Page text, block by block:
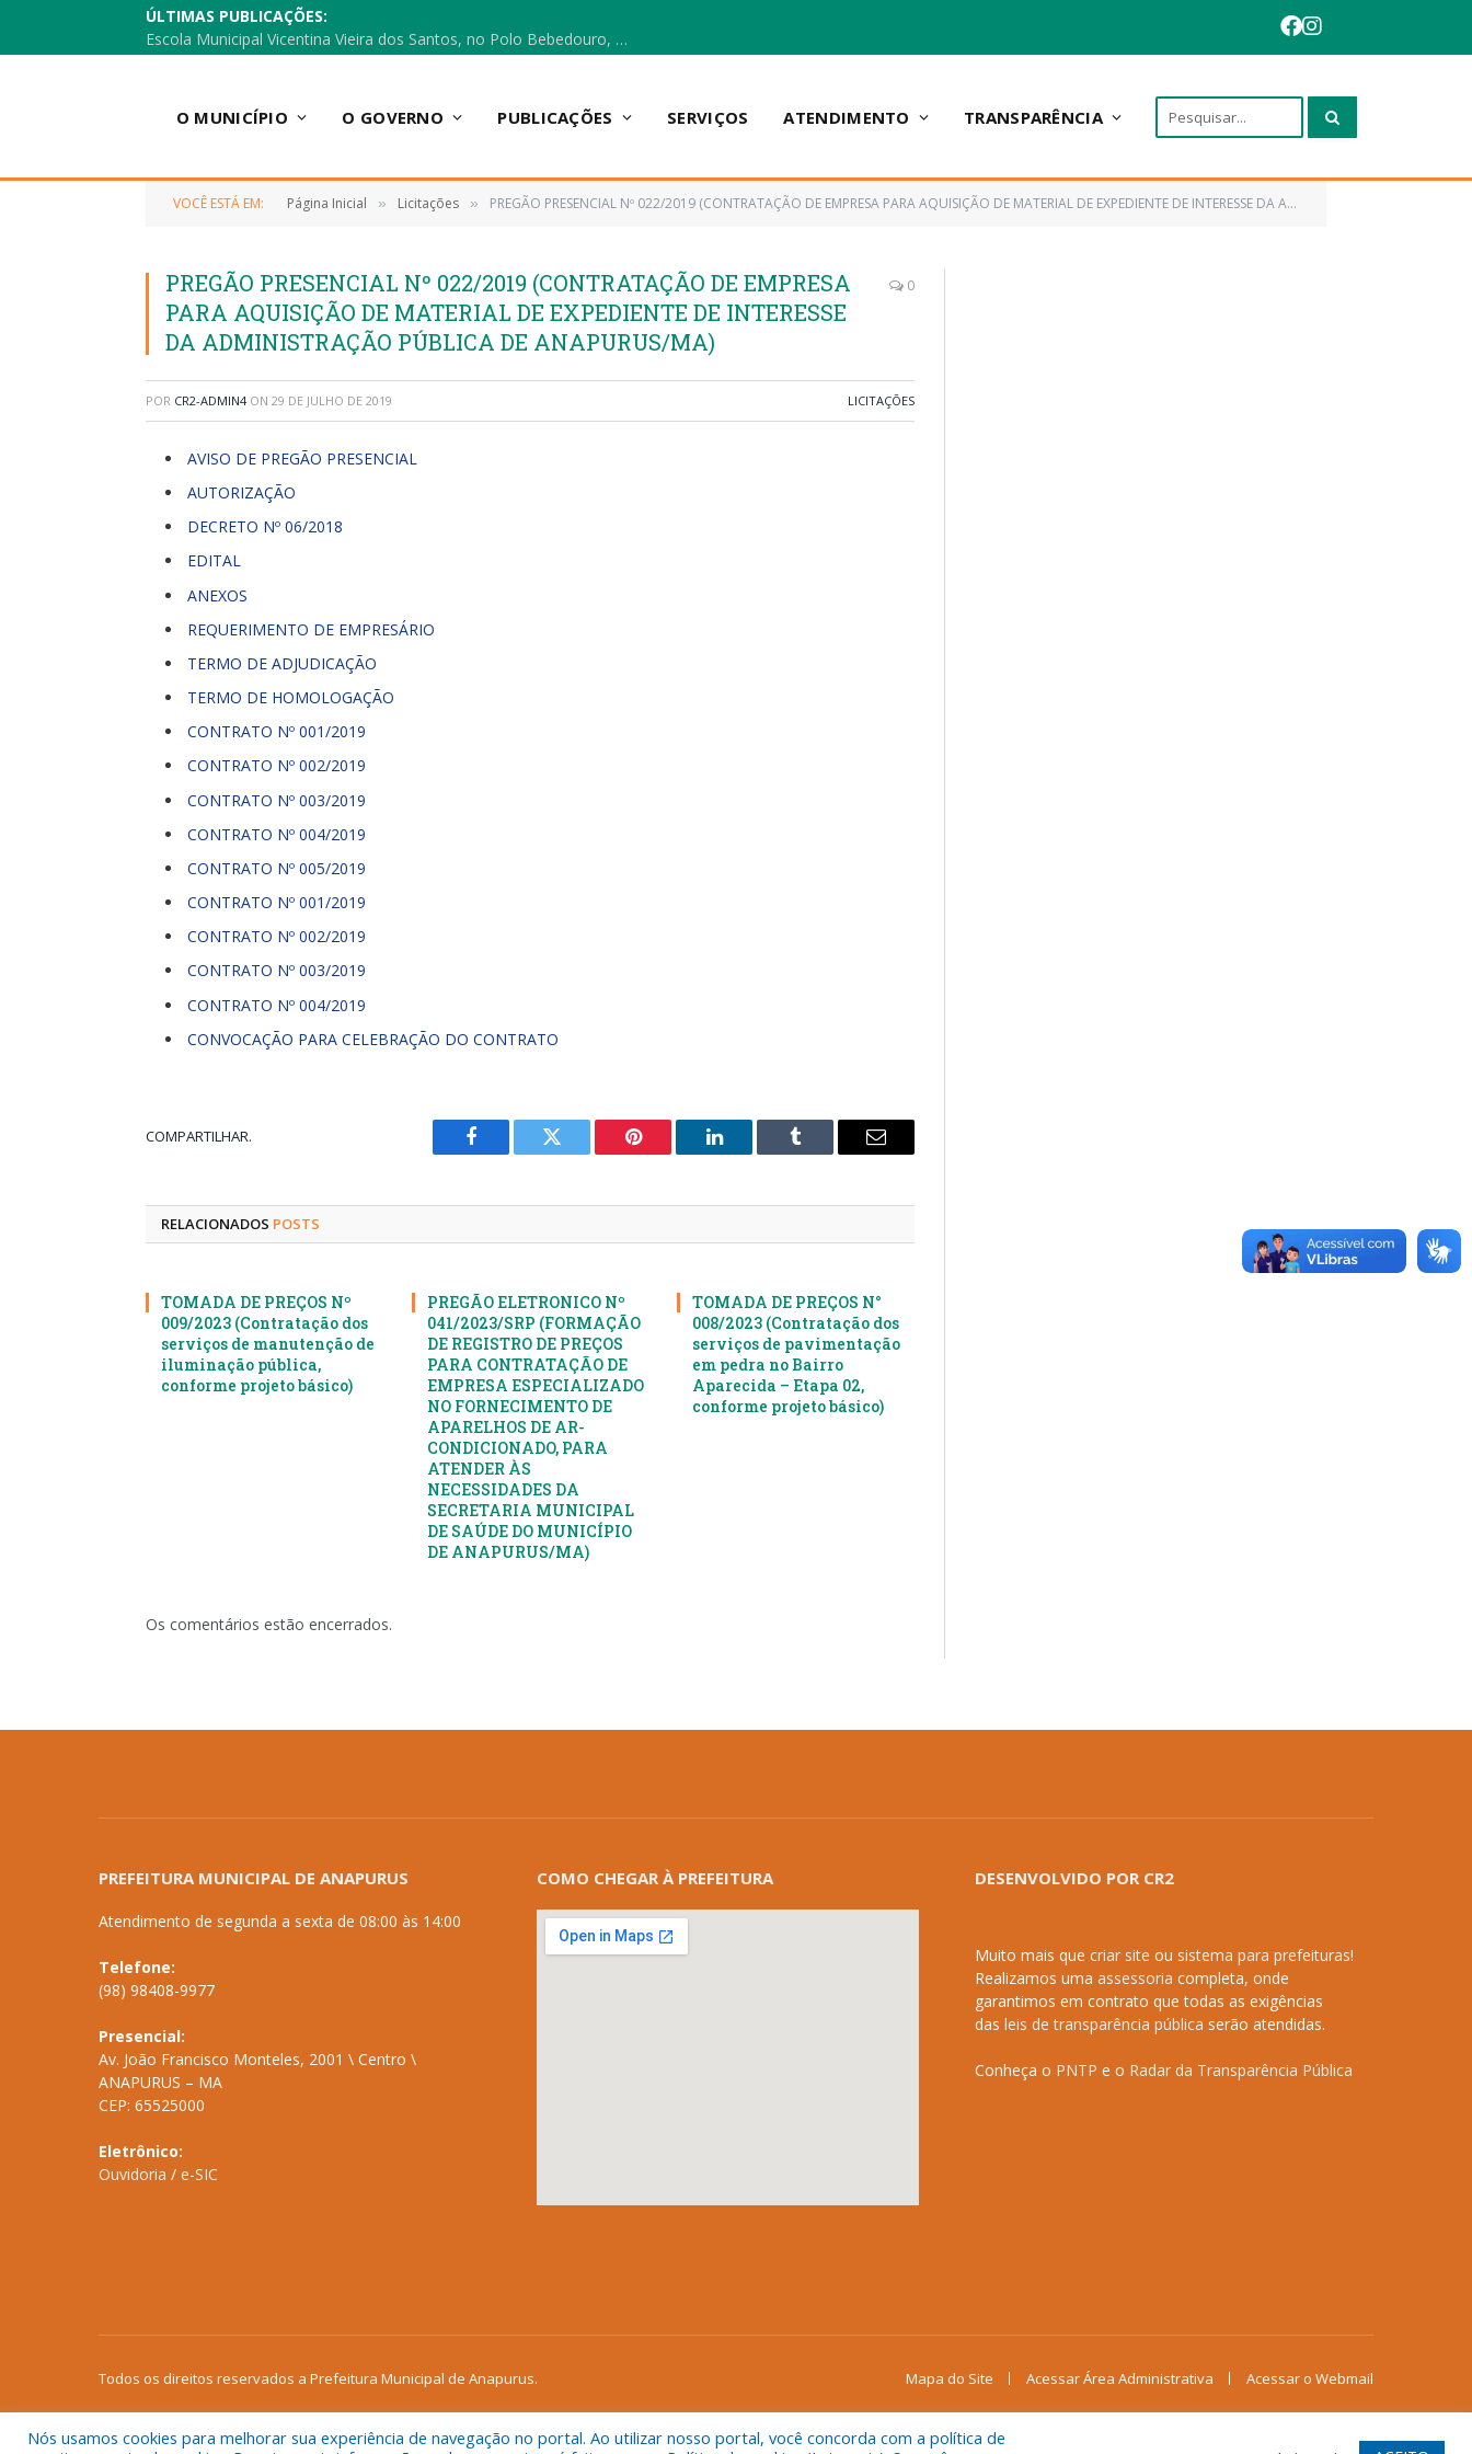
ÚLTIMAS PUBLICAÇÕES:
Escola Municipal Vicentina Vieira dos Santos, no Polo Bebedouro, recebeu materiais para a implantação do Cantinho da Leitura e da Sala Multidisciplinar.
O MUNICÍPIO O GOVERNO PUBLICAÇÕES SERVIÇOS ATENDIMENTO TRANSPARÊNCIA
VOCÊ ESTÁ EM: Página Inicial » Licitações » PREGÃO PRESENCIAL Nº 022/2019 (CONTRATAÇÃO DE EMPRESA PARA AQUISIÇÃO DE MATERIAL DE EXPEDIENTE DE INTERESSE DA ADMINISTRAÇÃO PÚBLICA DE ANAPURUS/MA)
PREGÃO PRESENCIAL Nº 022/2019 (CONTRATAÇÃO DE EMPRESA
PARA AQUISIÇÃO DE MATERIAL DE EXPEDIENTE DE INTERESSE
DA ADMINISTRAÇÃO PÚBLICA DE ANAPURUS/MA)
0
POR CR2-ADMIN4 ON 29 DE JULHO DE 2019 LICITAÇÕES
AVISO DE PREGÃO PRESENCIAL
AUTORIZAÇÃO
DECRETO Nº 06/2018
EDITAL
ANEXOS
REQUERIMENTO DE EMPRESÁRIO
TERMO DE ADJUDICAÇÃO
TERMO DE HOMOLOGAÇÃO
CONTRATO Nº 001/2019
CONTRATO Nº 002/2019
CONTRATO Nº 003/2019
CONTRATO Nº 004/2019
CONTRATO Nº 005/2019
CONTRATO Nº 001/2019
CONTRATO Nº 002/2019
CONTRATO Nº 003/2019
CONTRATO Nº 004/2019
CONVOCAÇÃO PARA CELEBRAÇÃO DO CONTRATO
COMPARTILHAR.
Facebook Twitter Pinterest LinkedIn Tumblr
E-
RELACIONADOS POSTS
TOMADA DE PREÇOS Nº
009/2023 (Contratação dos
serviços de manutenção de
iluminação pública,
conforme projeto básico)
PREGÃO ELETRONICO Nº
041/2023/SRP (FORMAÇÃO
DE REGISTRO DE PREÇOS
PARA CONTRATAÇÃO DE
EMPRESA ESPECIALIZADO
NO FORNECIMENTO DE
APARELHOS DE AR-
CONDICIONADO, PARA
ATENDER ÀS
NECESSIDADES DA
SECRETARIA MUNICIPAL
DE SAÚDE DO MUNICÍPIO
DE ANAPURUS/MA)
TOMADA DE PREÇOS N°
008/2023 (Contratação dos
serviços de pavimentação
em pedra no Bairro
Aparecida – Etapa 02,
conforme projeto básico)
Os comentários estão encerrados.
PREFEITURA MUNICIPAL DE ANAPURUS
Atendimento de segunda a sexta de 08:00 às 14:00
Telefone:
(98) 98408-9977
Presencial:
Av. João Francisco Monteles, 2001 \ Centro \
ANAPURUS – MA
CEP: 65525000
Eletrônico:
Ouvidoria / e-SIC
COMO CHEGAR À PREFEITURA DESENVOLVIDO POR CR2
Muito mais que criar site ou sistema para prefeituras!
Realizamos uma assessoria completa, onde
garantimos em contrato que todas as exigências
das leis de transparência pública serão atendidas.
Conheça o PNTP e o Radar da Transparência Pública
Todos os direitos reservados a Prefeitura Municipal de Anapurus. Mapa do Site Acessar Área Administrativa Acessar o Webmail
Nós usamos cookies para melhorar sua experiência de navegação no portal. Ao utilizar nosso portal, você concorda com a política de